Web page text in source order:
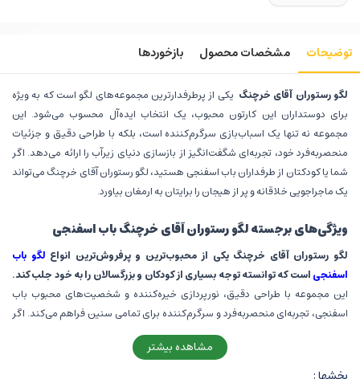
توضیحات مشخصات محصول بازخوردها
لگو رستوران آقای خرچنگ یکی از پرطرفدارترین مجموعه‌های لگو است که به ویژه
برای دوستداران این کارتون محبوب، یک انتخاب ایده‌آل محسوب می‌شود. این
مجموعه نه تنها یک اسباب‌بازی سرگرم‌کننده است، بلکه با طراحی دقیق و جزئیات
منحصربه‌فرد خود، تجربه‌ای شگفت‌انگیز از بازسازی دنیای زیرآب را ارائه می‌دهد. اگر
شما یا کودکتان از طرفداران باب اسفنجی هستید، لگو رستوران آقای خرچنگ می‌تواند
یک ماجراجویی خلاقانه و پر از هیجان را برایتان به ارمغان بیاورد.
ویژگی‌های برجسته لگو رستوران آقای خرچنگ باب اسفنجی
لگو رستوران آقای خرچنگ یکی از محبوب‌ترین و پرفروش‌ترین انواع لگو باب
اسفنجیاست که توانسته توجه بسیاری از کودکان و بزرگسالان را به خود جلب کند.
این مجموعه با طراحی دقیق، نورپردازی خیره‌کننده و شخصیت‌های محبوب باب
اسفنجی، تجربه‌ای منحصربه‌فرد و سرگرم‌کننده برای تمامی سنین فراهم می‌کند. اگر
به دنبال محصولی خاص و هیجان‌انگیز هستید، این لگو انتخابی بی‌نظیر برای شما
مشاهده بیشتر